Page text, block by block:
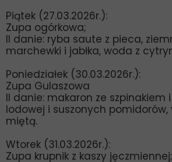
Piątek (27.03.2026r.):
Zupa ogórkowa;
II danie: ryba saute z pieca,
marchewki i jabłka, woda z
Poniedziałek (30.03.2026r.):
Zupa Gulaszowa
II danie: makaron ze szpinakiem
lodowej i suszonych
miętą.
Wtorek (31.03.2026r.):
Zupa krupnik z kaszy jęczmiennej;